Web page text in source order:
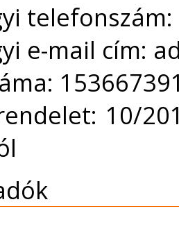
e-mail cím:
10/